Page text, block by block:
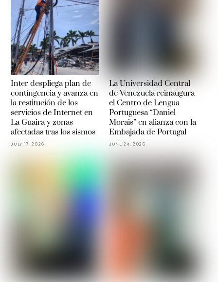
Inter despliega plan de
contingencia y avanza en
la restitución de los
servicios de Internet en
La Guaira y zonas
afectadas tras los sismos
JULY 17, 2026
La Universidad Central
de Venezuela reinaugura
el Centro de Lengua
Portuguesa “Daniel
Morais” en alianza con la
Embajada de Portugal
JUNE 24, 2026